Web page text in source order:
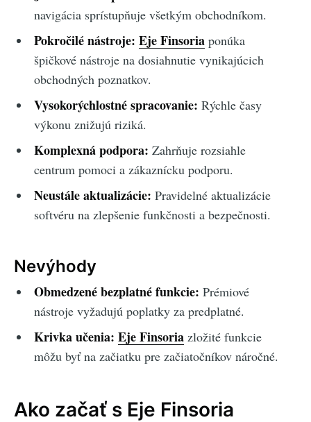
navigácia sprístupňuje všetkým obchodníkom.
Pokročilé nástroje: Eje Finsoriaponúka
špičkové nástroje na dosiahnutie vynikajúcich
obchodných poznatkov.
Vysokorýchlostné spracovanie: Rýchle časy
výkonu znižujú riziká.
Komplexná podpora: Zahrňuje rozsiahle
centrum pomoci a zákaznícku podporu.
Neustále aktualizácie: Pravidelné aktualizácie
softvéru na zlepšenie funkčnosti a bezpečnosti.
Nevýhody
Obmedzené bezplatné funkcie: Prémiové
nástroje vyžadujú poplatky za predplatné.
Krivka učenia: Eje Finsoriazložité funkcie
môžu byť na začiatku pre začiatočníkov náročné.
Ako začať s Eje Finsoria